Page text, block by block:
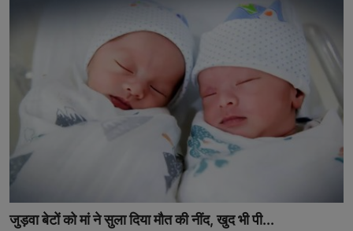
जुड़वा बेटों को मां ने सुला दिया मौत की नींद, खुद भी पी...